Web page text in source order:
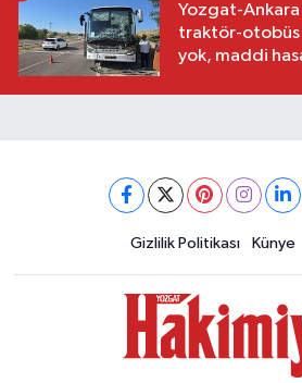
Yozgat-
traktör-otobüs
yok, maddi
Gizlilik Politikası Künye